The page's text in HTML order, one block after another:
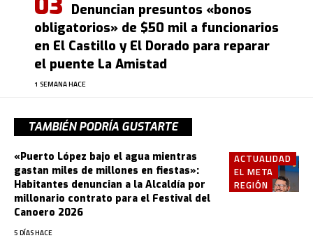
Denuncian presuntos «bonos
obligatorios» de $50 mil a funcionarios
en El Castillo y El Dorado para reparar
el puente La Amistad
1 SEMANA HACE
TAMBIÉN PODRÍA GUSTARTE
ACTUALIDAD
EL META
REGIÓN
«Puerto López bajo el agua mientras
gastan miles de millones en fiestas»:
Habitantes denuncian a la Alcaldía por
millonario contrato para el Festival del
Canoero 2026
5 DÍAS HACE